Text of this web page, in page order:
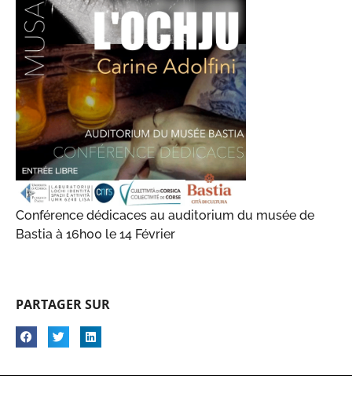
Conférence dédicaces au auditorium du musée de
Bastia à 16h00 le 14 Février
PARTAGER SUR